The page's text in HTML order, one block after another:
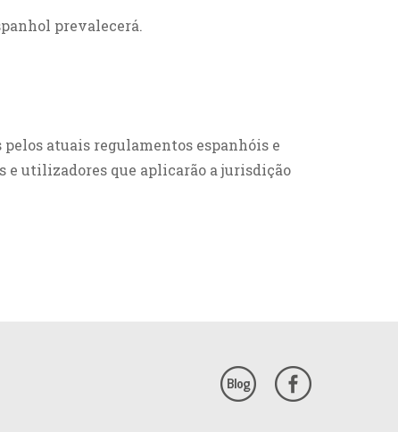
prevalecerá.
pelos atuais regulamentos espanhóis e
e utilizadores que aplicarão a jurisdição